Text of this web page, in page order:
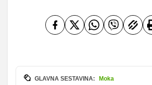
GLAVNA SESTAVINA: Moka